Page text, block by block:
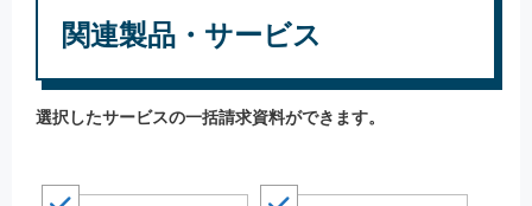
関連製品・サービス
選択したサービスの一括請求資料ができます。